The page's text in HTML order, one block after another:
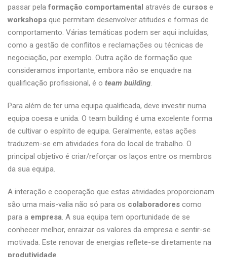
passar pelaformação comportamental através de cursos e
workshops que permitam desenvolver atitudes e formas de
comportamento. Várias temáticas podem ser aqui incluídas,
como a gestão de conflitos e reclamações ou técnicas de
negociação, por exemplo. Outra ação de formação que
consideramos importante, embora não se enquadre na
qualificação profissional, é o team building.
Para além de ter uma equipa qualificada, deve investir numa
equipa coesa e unida. O team building é uma excelente forma
de cultivar o espírito de equipa. Geralmente, estas ações
traduzem-se em atividades fora do local de trabalho. O
principal objetivo é criar/reforçar os laços entre os membros
da sua equipa.
A interação e cooperação que estas atividades proporcionam
são uma mais-valia não só para os colaboradores como
para a empresa. A sua equipa tem oportunidade de se
conhecer melhor, enraizar os valores da empresa e sentir-se
motivada. Este renovar de energias reflete-se diretamente na
produtividade